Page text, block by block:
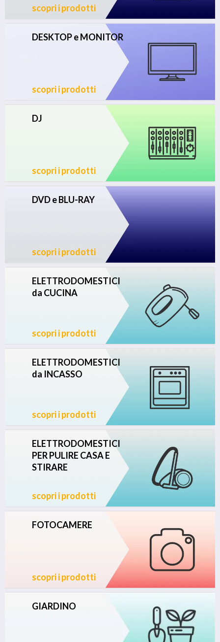
scopri i prodotti
DESKTOP e MONITOR
scopri i prodotti
DJ
scopri i prodotti
DVD e BLU-RAY
scopri i prodotti
ELETTRODOMESTICI
da CUCINA
scopri i prodotti
ELETTRODOMESTICI
da INCASSO
scopri i prodotti
ELETTRODOMESTICI
PER PULIRE CASA E
STIRARE
scopri i prodotti
FOTOCAMERE
scopri i prodotti
GIARDINO